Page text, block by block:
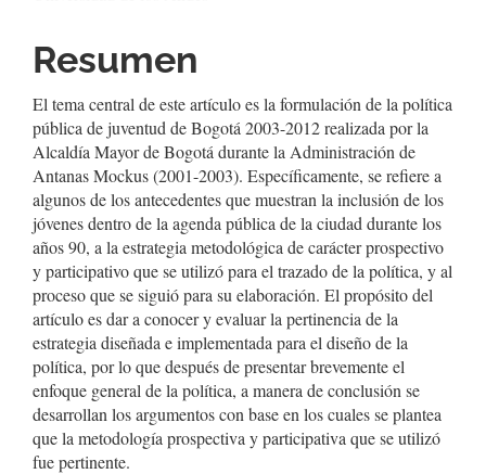
del
artículo
Resumen
El tema central de este artículo es la formulación de la política
pública de juventud de Bogotá 2003-2012 realizada por la
Alcaldía Mayor de Bogotá durante la Administración de
Antanas Mockus (2001-2003). Específicamente, se refiere a
algunos de los antecedentes que muestran la inclusión de los
jóvenes dentro de la agenda pública de la ciudad durante los
años 90, a la estrategia metodológica de carácter prospectivo
y participativo que se utilizó para el trazado de la política, y al
proceso que se siguió para su elaboración. El propósito del
artículo es dar a conocer y evaluar la pertinencia de la
estrategia diseñada e implementada para el diseño de la
política, por lo que después de presentar brevemente el
enfoque general de la política, a manera de conclusión se
desarrollan los argumentos con base en los cuales se plantea
que la metodología prospectiva y participativa que se utilizó
fue pertinente.